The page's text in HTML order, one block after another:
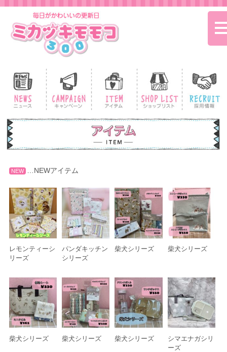
NEW …NEWアイテム
レモンティーシ
リーズ
パンダキッチン
シリーズ
柴犬シリーズ 柴犬シリーズ
柴犬シリーズ 柴犬シリーズ 柴犬シリーズ
シマエナガシリ
ーズ